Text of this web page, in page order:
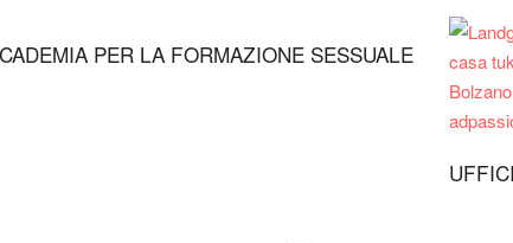
PER LA FORMAZIONE SESSUALE